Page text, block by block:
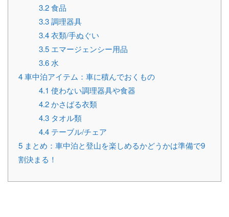
3.2食品
3.3調理器具
3.4衣類/手ぬぐい
3.5 エマージェンシー用品
3.6 水
4車中泊アイテム：車に積んでおくもの
4.1 使わない調理器具や食器
4.2かさばる衣類
4.3 タオル類
4.4 テーブル/チェア
5 まとめ：車中泊と登山を楽しめるかどうかは準備で9
割決まる！